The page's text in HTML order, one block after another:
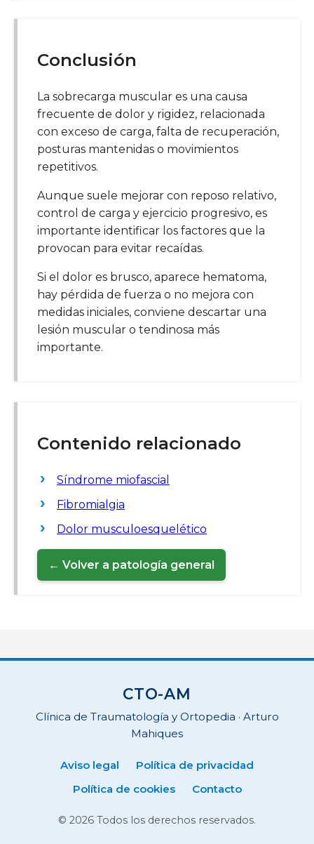
Conclusión
La sobrecarga muscular es una causa
frecuente de dolor y rigidez, relacionada
con exceso de carga, falta de recuperación,
posturas mantenidas o movimientos
repetitivos.
Aunque suele mejorar con reposo relativo,
control de carga y ejercicio progresivo, es
importante identificar los factores que la
provocan para evitar recaídas.
Si el dolor es brusco, aparece hematoma,
hay pérdida de fuerza o no mejora con
medidas iniciales, conviene descartar una
lesión muscular o tendinosa más
importante.
Contenido relacionado
Síndrome miofascial
Fibromialgia
Dolor musculoesquelético
← Volver a patología general
CTO-AM
Clínica de Traumatología y Ortopedia · Arturo
Mahiques
Aviso legal
Política de privacidad
Política de cookies
Contacto
© 2026 Todos los derechos reservados.